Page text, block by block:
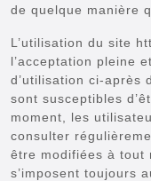
de quelque manière
L’utilisation du site
l’acceptation pleine
d’utilisation ci-après
sont susceptibles
moment, les
consulter
être modifiées à tout
s’imposent toujours